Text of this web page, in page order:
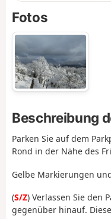
Fotos
Beschreibung
Parken Sie auf dem
Rond in der Nähe des
Gelbe Markierungen
(S/Z) Verlassen Sie den
gegenüber hinauf.